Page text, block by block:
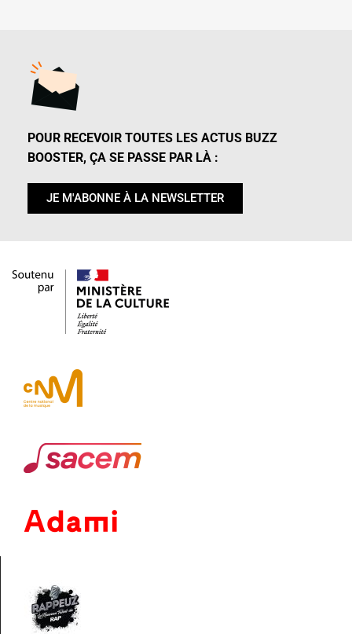
POUR RECEVOIR TOUTES LES ACTUS BUZZ
BOOSTER, ÇA SE PASSE PAR LÀ :
JE M'ABONNE À LA NEWSLETTER